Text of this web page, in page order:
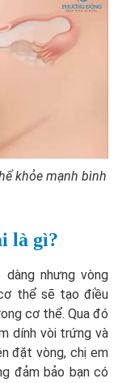
khỏe mạnh bình
là gì?
nhưng vòng
thể sẽ tạo điều
cơ thể. Qua đó
dính vòi trứng và
đặt vòng, chị em
đảm bảo bạn có